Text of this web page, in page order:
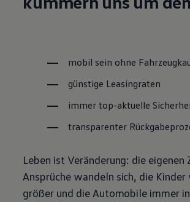
mobil sein ohne
günstige Leasingraten
immer top-aktuelle
transparenter
Leben ist Veränderung: die eigenen
Ansprüche wandeln sich, die Kinder
größer und die Automobile immer